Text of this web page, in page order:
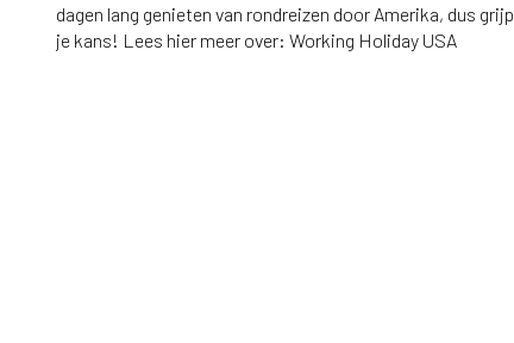
dagen lang genieten van rondreizen door Amerika, dus grijp
je kans! Lees hier meer over: Working Holiday USA